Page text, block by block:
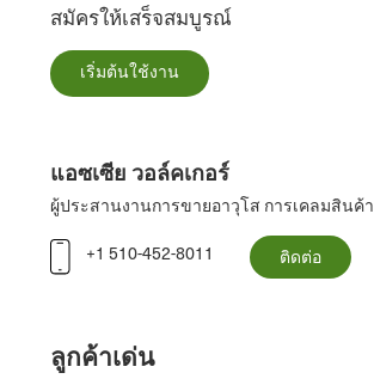
สมัครให้เสร็จสมบูรณ์
เริ่มต้นใช้งาน
แอซเซีย วอล์คเกอร์
ผู้ประสานงานการขายอาวุโส การเคลมสินค้า
+1 510-452-8011 ติดต่อ
ลูกค้าเด่น